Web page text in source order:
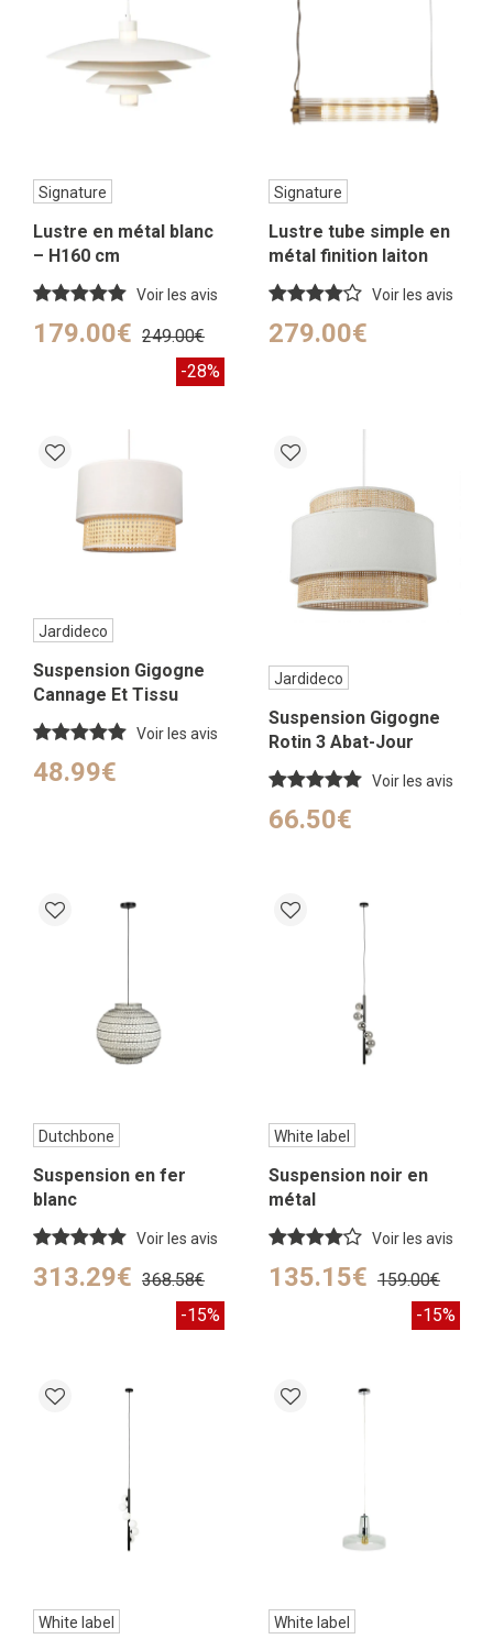
Signature
Lustre en métal blanc
– H160 cm
Voir les avis
179.00€ 249.00€
-28%
Signature
Lustre tube simple en
métal finition laiton
doré – H120 cm
Voir les avis
279.00€
Jardideco
Suspension Gigogne
Cannage Et Tissu
Voir les avis
48.99€
Jardideco
Suspension Gigogne
Rotin 3 Abat-Jour
Voir les avis
66.50€
Dutchbone
Suspension en fer
blanc
Voir les avis
313.29€ 368.58€
-15%
White label
Suspension noir en
métal
Voir les avis
135.15€ 159.00€
-15%
White label White label